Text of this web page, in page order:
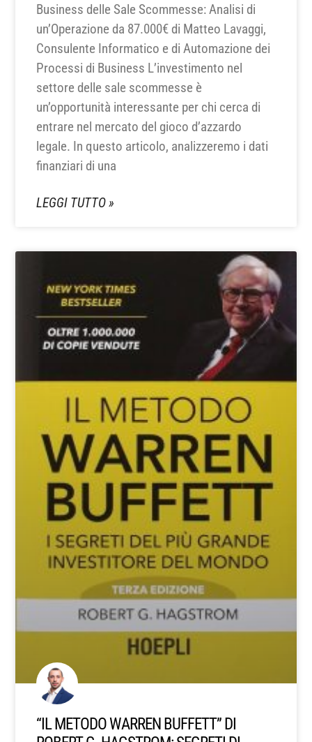
Business delle Sale Scommesse: Analisi di
un’Operazione da 87.000€ di Matteo Lavaggi,
Consulente Informatico e di Automazione dei
Processi di Business L’investimento nel
settore delle sale scommesse è
un’opportunità interessante per chi cerca di
entrare nel mercato del gioco d’azzardo
legale. In questo articolo, analizzeremo i dati
finanziari di una
LEGGI TUTTO »
“IL METODO WARREN BUFFETT” DI